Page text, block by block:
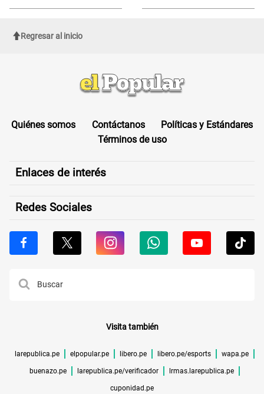
relacionado a un producto MUY
Regresar al inicio
Quiénes somos Contáctanos
Políticas y Estándares
Términos de uso
Enlaces de interés
Redes Sociales
Visita también
larepublica.pe elpopular.pe libero.pe libero.pe/esports wapa.pe
buenazo.pe larepublica.pe/verificador lrmas.larepublica.pe
cuponidad.pe